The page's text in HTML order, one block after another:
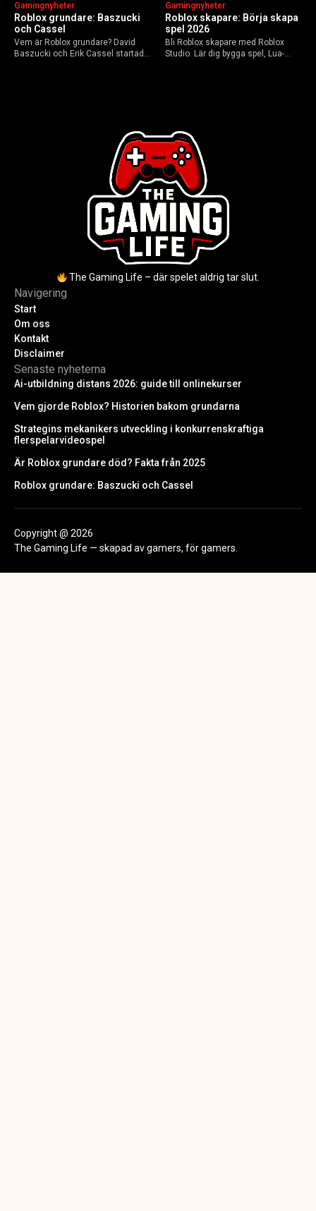
Roblox grundare: Baszucki
och Cassel
Gamingnyheter
Vem är Roblox grundare? David
Baszucki och Erik Cassel startade
Roblox skapare: Börja skapa
spel 2026
Gamingnyheter
Bli Roblox skapare med Roblox
Studio. Lär dig bygga spel, Lua-
The Gaming Life – där spelet aldrig tar slut.
Navigering
Start
Om oss
Kontakt
Disclaimer
Senaste nyheterna
Ai-utbildning distans 2026: guide till onlinekurser
Vem gjorde Roblox? Historien bakom grundarna
Strategins mekanikers utveckling i konkurrenskraftiga
flerspelarvideospel
Är Roblox grundare död? Fakta från 2025
Roblox grundare: Baszucki och Cassel
Copyright @ 2026
The Gaming Life — skapad av gamers, för gamers.